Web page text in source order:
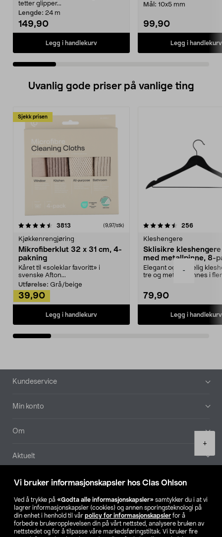
Vi bruker informasjonskapsler hos Clas Ohlson
Ved å trykke på «Godta alle informasjonskapsler» samtykker du i at vi
lagrer informasjonskapsler (cookies) og annen sporingsteknologi på
din enhet i henhold til vår policy for informasjonskapsler for å
forbedre brukeropplevelsen din på vårt nettsted, analysere bruken av
nettstedet og for å tilpasse våre markedsføringstiltak. Vi bruker fire
-
+
tetter glipper...
Lengde: 24 m
149,90
Legg i handlekurv
Mål: 10x5 mm
99,90
Legg i handlekurv
Uvanlig gode priser på vanlige ting
Sjekk prisen
3813 anmeldelser(9,97/stk)
Kjøkkenrengjøring
Mikrofiberklut 32 x 31 cm, 4-
pakning
Kåret til «soleklar favoritt» i
svenske Afton...
Utførelse: Grå/beige
39,90
Legg i handlekurv
4.5av 5 stjerner 256
Kleshengere
Sklisikre
med metallpinne, 8-
Elegant og skikkelig
tre og metall – finnes i
79,90
Legg i handlekurv
4.5av 5 stjerner
Bunntekst
Kundeservice
Min konto
Om
Aktuelt
Våre selskaper
Finn din butikk
SE NO FI